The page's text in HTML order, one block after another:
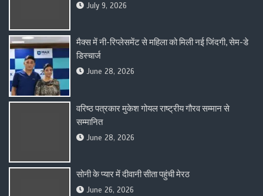
July 9, 2026
मैक्स में नी-रिप्लेसमेंट से महिला को मिली नई जिंदगी, सेम-डे
डिस्चार्ज
June 28, 2026
वरिष्ठ पत्रकार मुकेश गोयल राष्ट्रीय गौरव सम्मान से
सम्मानित
June 28, 2026
सोनी के प्यार में दीवानी सीता पहुंची मेरठ
June 26, 2026